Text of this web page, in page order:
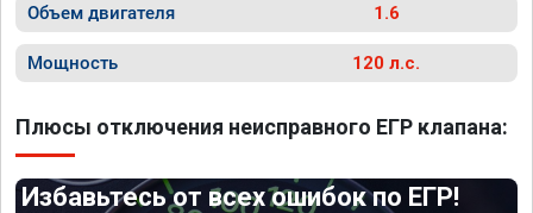
Объем двигателя 1.6
Мощность 120 л.с.
Плюсы отключения неисправного ЕГР клапана:
Избавьтесь от всех ошибок по ЕГР!